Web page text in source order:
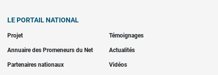
LE PORTAIL NATIONAL
Projet Témoignages
Annuaire des Promeneurs du Net Actualités
Partenaires nationaux Vidéos